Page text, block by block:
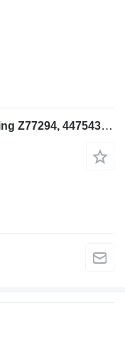
John Deere 3800, Rear Axle Housing Z77294, 4475435088, 4475.335.088 4475435076 для телескопического фронтального погрузчика